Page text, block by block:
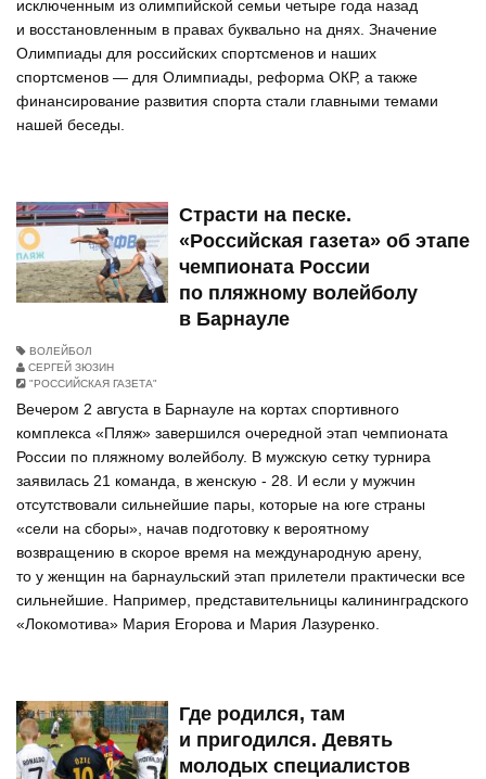
исключенным из олимпийской семьи четыре года назад
и восстановленным в правах буквально на днях. Значение
Олимпиады для российских спортсменов и наших
спортсменов — для Олимпиады, реформа ОКР, а также
финансирование развития спорта стали главными темами
нашей беседы.
Страсти на песке.
«Российская газета» об этапе
чемпионата России
по пляжному волейболу
в Барнауле
ВОЛЕЙБОЛ
СЕРГЕЙ ЗЮЗИН
"РОССИЙСКАЯ ГАЗЕТА"
Вечером 2 августа в Барнауле на кортах спортивного
комплекса «Пляж» завершился очередной этап чемпионата
России по пляжному волейболу. В мужскую сетку турнира
заявилась 21 команда, в женскую - 28. И если у мужчин
отсутствовали сильнейшие пары, которые на юге страны
«сели на сборы», начав подготовку к вероятному
возвращению в скорое время на международную арену,
то у женщин на барнаульский этап прилетели практически все
сильнейшие. Например, представительницы калининградского
«Локомотива» Мария Егорова и Мария Лазуренко.
Где родился, там
и пригодился. Девять
молодых специалистов